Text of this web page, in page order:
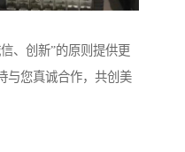
、创新”的原则提供更
与您真诚合作，共创美